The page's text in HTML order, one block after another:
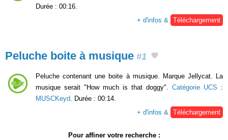
Durée : 00:16.
+ d'infos &
Téléchargement
Peluche boite à musique #1
Peluche contenant une boite à musique. Marque Jellycat. La
musique serait "How much is that doggy". Catégorie UCS :
MUSCKeyd. Durée : 00:14.
+ d'infos & Téléchargement
Pour affiner votre recherche :